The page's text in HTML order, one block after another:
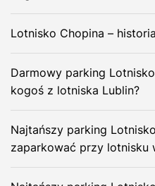
Lotnisko Chopina –
Darmowy parking
kogoś z lotniska Lublin?
Najtańszy parking
zaparkować przy lotnisku